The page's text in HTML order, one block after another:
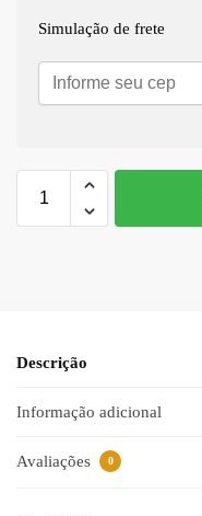
Simulação de frete
n
t
v
Descrição
Informação adicional
Avaliações 0